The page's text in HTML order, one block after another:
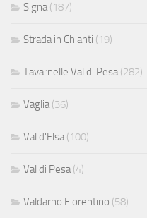
Signa(187)
Strada in Chianti (19)
Tavarnelle Val di Pesa(282)
Vaglia(36)
Val d'Elsa(100)
Val di Pesa(4)
Valdarno Fiorentino (58)